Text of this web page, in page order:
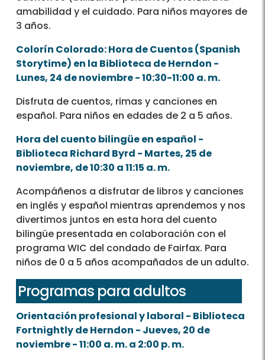
amabilidad y el cuidado. Para niños mayores de
3 años.
Colorín Colorado: Hora de Cuentos (Spanish
Storytime) en la Biblioteca de Herndon -
Lunes, 24 de noviembre - 10:30-11:00 a. m.
Disfruta de cuentos, rimas y canciones en
español. Para niños en edades de 2 a 5 años.
Hora del cuento bilingüe en español -
Biblioteca Richard Byrd - Martes, 25 de
noviembre, de 10:30 a 11:15 a. m.
Acompáñenos a disfrutar de libros y canciones
en inglés y español mientras aprendemos y nos
divertimos juntos en esta hora del cuento
bilingüe presentada en colaboración con el
programa WIC del condado de Fairfax. Para
niños de 0 a 5 años acompañados de un adulto.
Programas para adultos
Orientación profesional y laboral - Biblioteca
Fortnightly de Herndon - Jueves, 20 de
noviembre - 11:00 a. m. a 2:00 p. m.